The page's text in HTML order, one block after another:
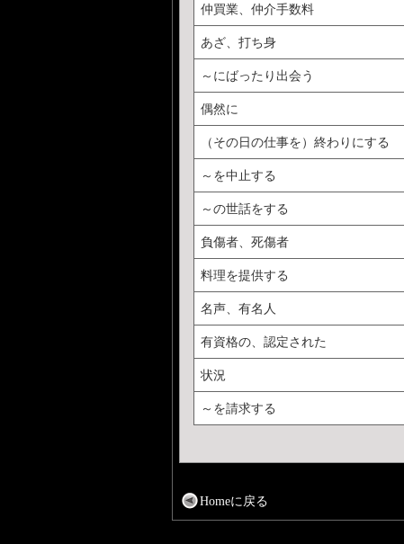
仲買業、仲介手数料
あざ、打ち身
～にばったり出会う
偶然に
（その日の仕事を）終わりにする
～を中止する
～の世話をする
負傷者、死傷者
料理を提供する
名声、有名人
有資格の、認定された
状況
～を請求する
Homeに戻る